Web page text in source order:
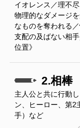
イオレンス／理不
物理的なダメージ
なものを奪われる
支配の及ばない相
位置》
2.相棒
主人公と共に行動
ン、ヒーロー、第2
手）など